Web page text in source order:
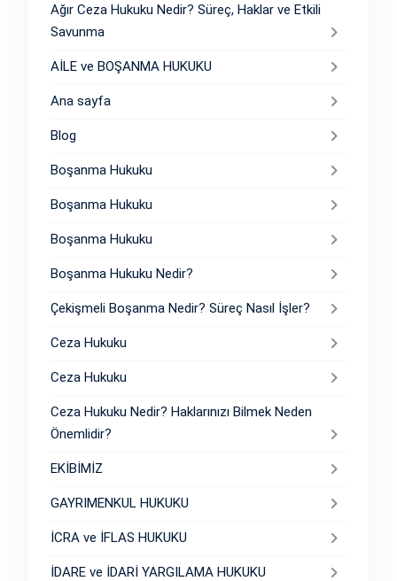
Ağır Ceza Hukuku Nedir? Süreç, Haklar ve Etkili
Savunma
AİLE ve BOŞANMA HUKUKU
Ana sayfa
Blog
Boşanma Hukuku
Boşanma Hukuku
Boşanma Hukuku
Boşanma Hukuku Nedir?
Çekişmeli Boşanma Nedir? Süreç Nasıl İşler?
Ceza Hukuku
Ceza Hukuku
Ceza Hukuku Nedir? Haklarınızı Bilmek Neden
Önemlidir?
EKİBİMİZ
GAYRIMENKUL HUKUKU
İCRA ve İFLAS HUKUKU
İDARE ve İDARİ YARGILAMA HUKUKU